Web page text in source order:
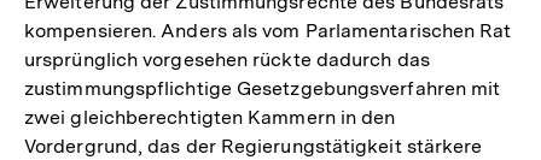
Fußnote
kompensieren. Anders als vom Parlamentarischen Rat
ursprünglich vorgesehen rückte dadurch das
zustimmungspflichtige Gesetzgebungsverfahren mit
zwei gleichberechtigten Kammern in den
Vordergrund, das der Regierungstätigkeit stärkere